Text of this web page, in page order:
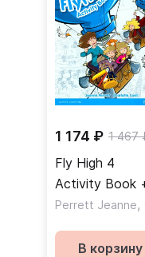
1 174 ₽ 1 467
Fly High 4
Activity Book
CD / Рабочая
Perrett Jeanne,
В корзину